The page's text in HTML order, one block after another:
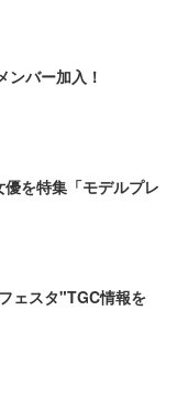
ンバー加入！
を特集「モデルプレ
ェスタ"TGC情報を